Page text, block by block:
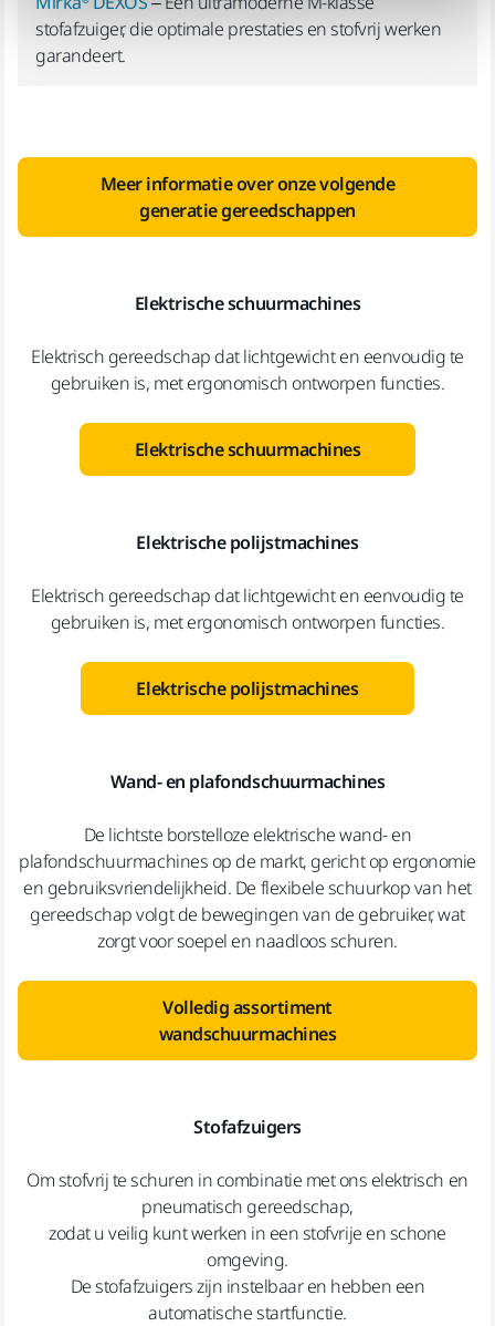
stofafzuiger, die optimale prestaties en stofvrij werken
garandeert.
Meer informatie over onze volgende
generatie gereedschappen
Elektrische schuurmachines
Elektrisch gereedschap dat lichtgewicht en eenvoudig te
gebruiken is, met ergonomisch ontworpen functies.
Elektrische schuurmachines
Elektrische polijstmachines
Elektrisch gereedschap dat lichtgewicht en eenvoudig te
gebruiken is, met ergonomisch ontworpen functies.
Elektrische polijstmachines
Wand- en plafondschuurmachines
De lichtste borstelloze elektrische wand- en
plafondschuurmachines op de markt, gericht op ergonomie
en gebruiksvriendelijkheid. De flexibele schuurkop van het
gereedschap volgt de bewegingen van de gebruiker, wat
zorgt voor soepel en naadloos schuren.
Volledig assortiment
wandschuurmachines
Stofafzuigers
Om stofvrij te schuren in combinatie met ons elektrisch en
pneumatisch gereedschap,
zodat u veilig kunt werken in een stofvrije en schone
omgeving.
De stofafzuigers zijn instelbaar en hebben een
automatische startfunctie.